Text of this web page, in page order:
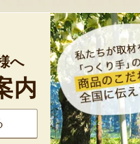
へ
内